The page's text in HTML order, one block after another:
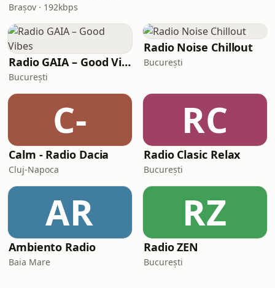
Brașov · 192kbps
Radio GAIA – Good Vibes
București
Radio Noise Chillout
București
C-
Calm - Radio Dacia
Cluj-Napoca
RC
Radio Clasic Relax
București
AR
Ambiento Radio
Baia Mare
RZ
Radio ZEN
București